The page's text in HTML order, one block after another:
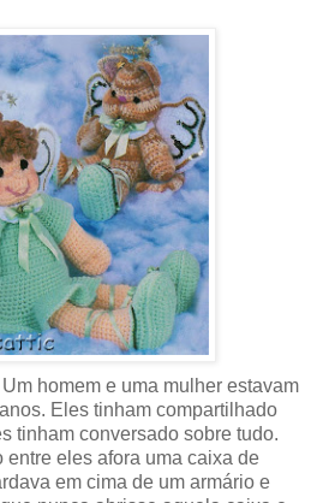
Um homem e uma mulher estavam
Eles tinham compartilhado
tinham conversado sobre tudo.
entre eles afora uma caixa de
em cima de um armário e